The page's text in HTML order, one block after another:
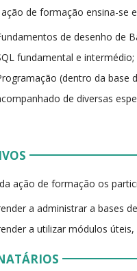
de formação ensina-se
de desenho de
fundamental e intermédio;
(dentro da base
de diversas
ação de formação os
a administrar a bases
a utilizar módulos